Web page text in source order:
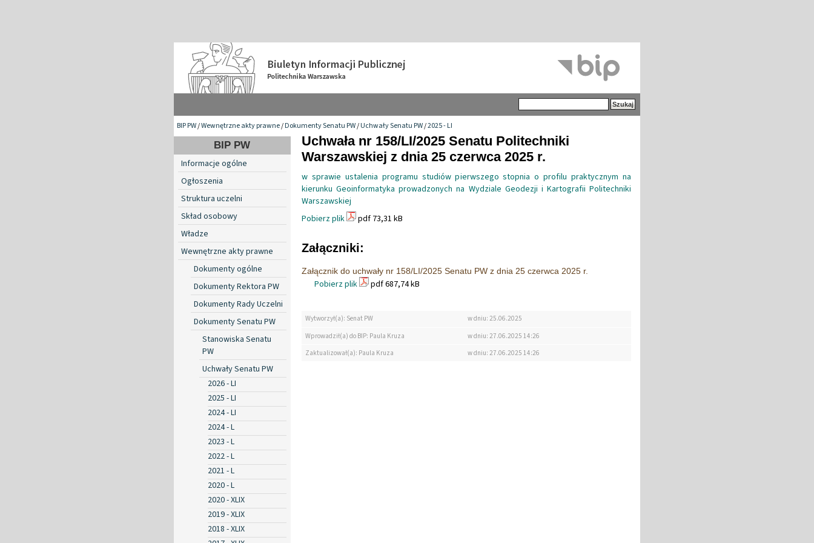
BIP PW/Wewnętrzne akty prawne/Dokumenty Senatu PW/Uchwały Senatu PW/2025 - LI
BIP PW
Informacje ogólne
Ogłoszenia
Struktura uczelni
Skład osobowy
Władze
Wewnętrzne akty prawne
Dokumenty ogólne
Dokumenty Rektora PW
Dokumenty Rady Uczelni
Dokumenty Senatu PW
Stanowiska Senatu
PW
Uchwały Senatu PW
2026 - LI
2025 - LI
2024 - LI
2024 - L
2023 - L
2022 - L
2021 - L
2020 - L
2020 - XLIX
2019 - XLIX
2018 - XLIX
Uchwała nr 158/LI/2025 Senatu Politechniki
Warszawskiej z dnia 25 czerwca 2025 r.
w sprawie ustalenia programu studiów pierwszego stopnia o profilu praktycznym na
kierunku Geoinformatyka prowadzonych na Wydziale Geodezji i Kartografii Politechniki
Warszawskiej
Pobierz plik
pdf 73,31 kB
Załączniki:
Załącznik do uchwały nr 158/LI/2025 Senatu PW z dnia 25 czerwca 2025 r.
Pobierz plik pdf 687,74 kB
Wytworzył(a): Senat PW
w dniu: 25.06.2025
Wprowadził(a) do BIP: Paula Kruza
w dniu: 27.06.2025 14:26
Zaktualizował(a): Paula Kruza
w dniu: 27.06.2025 14:26